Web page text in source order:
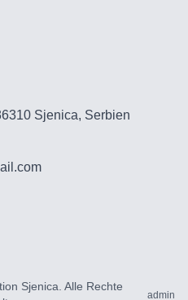
Sjenica, Serbien
Sjenica Alle Rechte
admin